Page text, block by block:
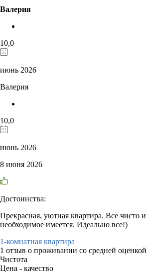
Валерия
10,0
июнь 2026
Валерия
10,0
июнь 2026
8 июня 2026
Достоинства:
Прекрасная, уютная квартира. Все чисто
необходимое имеется. Идеально все!)
1-комнатная квартира
1 отзыв о проживании со средней оценкой
Чистота
Цена - качество